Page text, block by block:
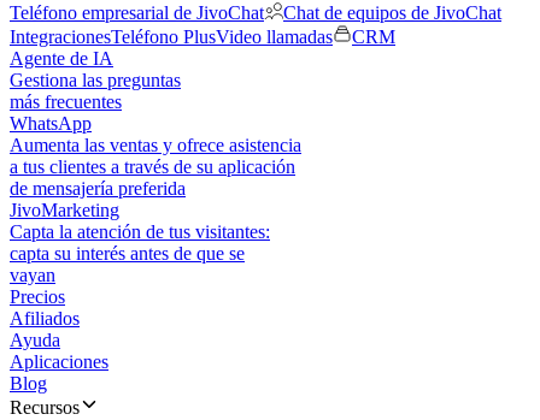
Teléfono empresarial de JivoChat
Chat de equipos de JivoChat
IntegracionesTeléfono PlusVideo llamadas
CRM
Agente de IA
Gestiona las preguntas
más frecuentes
WhatsApp
Aumenta las ventas y ofrece asistencia
a tus clientes a través de su aplicación
de mensajería preferida
JivoMarketing
Capta la atención de tus visitantes:
capta su interés antes de que se
vayan
Precios
Afiliados
Ayuda
Aplicaciones
Blog
Recursos